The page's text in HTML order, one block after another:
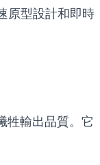
原型設計和即時
牲輸出品質。它